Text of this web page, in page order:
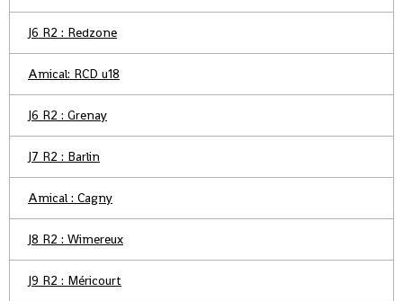
J6 R2 : Redzone
Amical: RCD u18
J6 R2 : Grenay
J7 R2 : Barlin
Amical : Cagny
J8 R2 : Wimereux
J9 R2 : Méricourt